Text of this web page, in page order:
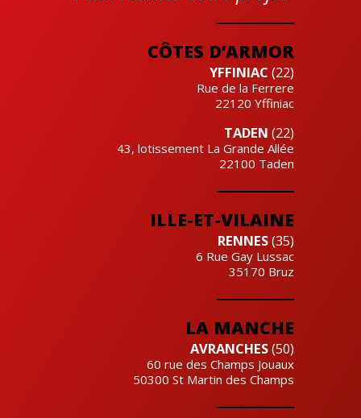
CÔTES D’ARMOR
YFFINIAC (22)
Rue de la Ferrere
22120 Yffiniac
TADEN (22)
43, lotissement La Grande Allée
22100 Taden
ILLE-ET-VILAINE
RENNES(35)
6 Rue Gay Lussac
35170 Bruz
LA MANCHE
AVRANCHES(50)
60 rue des Champs Jouaux
50300 St Martin des Champs